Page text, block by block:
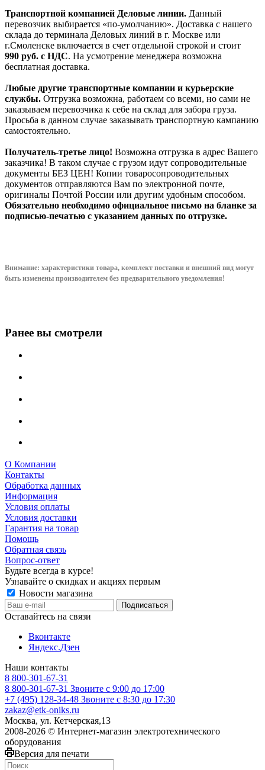
Транспортной компанией Деловые линии. Данный
перевозчик выбирается «по-умолчанию». Доставка с нашего
склада до терминала Деловых линий в г. Москве или
г.Смоленске включается в счет отдельной строкой и стоит
990 руб. с НДС. На усмотрение менеджера возможна
бесплатная доставка.
Любые другие транспортные компании и курьерские
службы. Отгрузка возможна, работаем со всеми, но сами не
заказываем перевозчика к себе на склад для забора груза.
Просьба в данном случае заказывать транспортную кампанию
самостоятельно.
Получатель-третье лицо! Возможна отгрузка в адрес Вашего
заказчика! В таком случае с грузом идут сопроводительные
документы БЕЗ ЦЕН! Копии товаросопроводительных
документов отправляются Вам по электронной почте,
оригиналы Почтой России или другим удобным способом.
Обязательно необходимо официальное письмо на бланке за
подписью-печатью с указанием данных по отгрузке.
Внимание: характеристики товара, комплект поставки и внешний вид могут
быть изменены производителем без предварительного уведомления!
Ранее вы смотрели
О Компании
Контакты
Обработка данных
Информация
Условия оплаты
Условия доставки
Гарантия на товар
Помощь
Обратная связь
Вопрос-ответ
Будьте всегда в курсе!
Узнавайте о скидках и акциях первым
Новости магазина
Оставайтесь на связи
Вконтакте
Яндекс.Дзен
Наши контакты
8 800-301-67-31
8 800-301-67-31 Звоните с 9:00 до 17:00
+7 (495) 128-34-48 Звоните с 8:30 до 17:30
zakaz@etk-oniks.ru
Москва, ул. Кетчерская,13
2008-2026 © Интернет-магазин электротехнического
оборудования
Версия для печати